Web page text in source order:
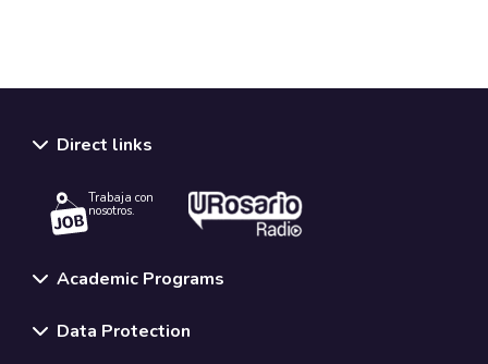
Direct links
Trabaja con
nosotros.
Academic Programs
Data Protection